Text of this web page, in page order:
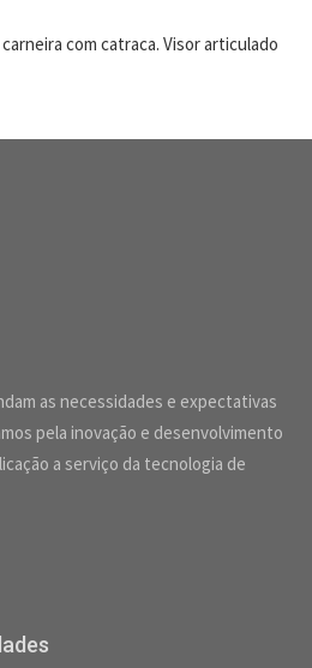
com catraca. Visor articulado
as necessidades e expectativas
pela inovação e desenvolvimento
a serviço da tecnologia de